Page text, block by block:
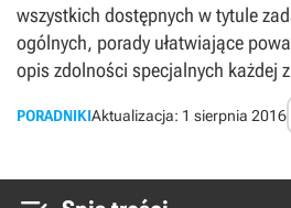
wszystkich dostępnych w tytule
ogólnych, porady ułatwiające
opis zdolności specjalnych każdej
PORADNIKIAktualizacja: 1 sierpnia 2016